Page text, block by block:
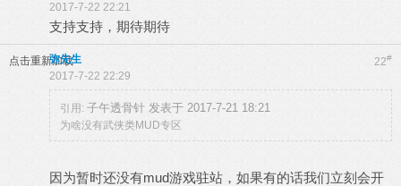
2017-7-22 22:21
支持支持，期待期待
点击重新加载 22#
弥先生
2017-7-22 22:29
引用: 子午透骨针 发表于 2017-7-21 18:21
为啥没有武侠类MUD专区
因为暂时还没有mud游戏驻站，如果有的话我们立刻会开